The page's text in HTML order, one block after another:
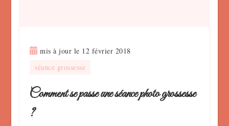
mis à jour le 12 février 2018
séance grossesse
Comment se passe une séance photo grossesse
?